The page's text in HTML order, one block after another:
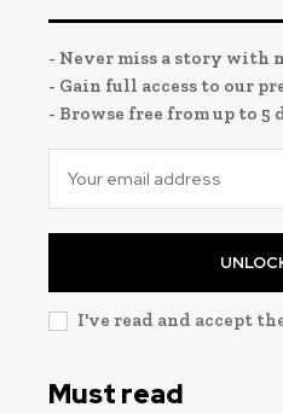
- Never miss a story with
- Gain full access to our
- Browse free from up to 5
I've read and accept
Must read